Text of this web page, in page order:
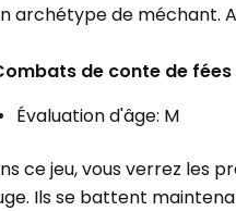
archétype de méchant.
de conte de fées
Évaluation d'âge: M
ce jeu, vous verrez les
Ils se battent